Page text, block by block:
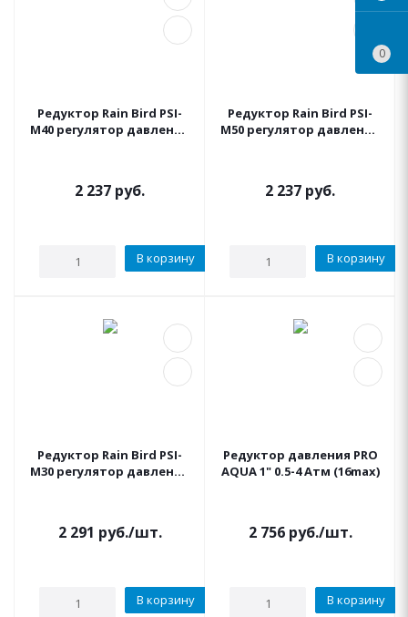
Редуктор Rain Bird PSI-
M40 регулятор давления
2 237 руб.
В корзину
Редуктор Rain Bird PSI-
M50 регулятор давления
2 237 руб.
В корзину
Редуктор Rain Bird PSI-
M30 регулятор давления
2 291 руб./шт.
В корзину
Редуктор давления PRO
AQUA 1" 0.5-4 Атм (16max)
2 756руб./шт.
В корзину
0